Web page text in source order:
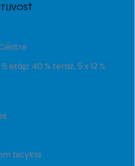
etáp: 40 % teraz, 5 x 12 %
bicykla